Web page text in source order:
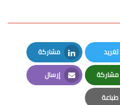
تغريد
Twitter
مشاركة
LinkedIn
مشاركة
Whatsapp
إرسال
Email
طباعة